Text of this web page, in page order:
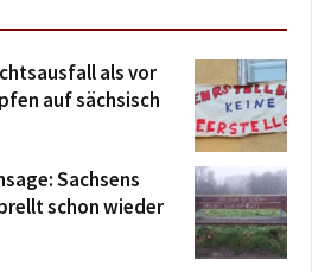
als vor
auf sächsisch
Sachsens
schon wieder